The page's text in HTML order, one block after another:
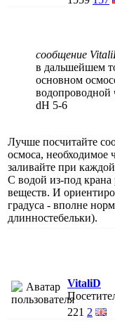
сообщение
в дальшейшем
основном
водопроводной
dH 5-6
Лучше посчитайте
осмоса, необходимое
заливайте при
С водой из-под
веществ. И
градуса - вполне
длинностебельки).
VitaliD
221 2